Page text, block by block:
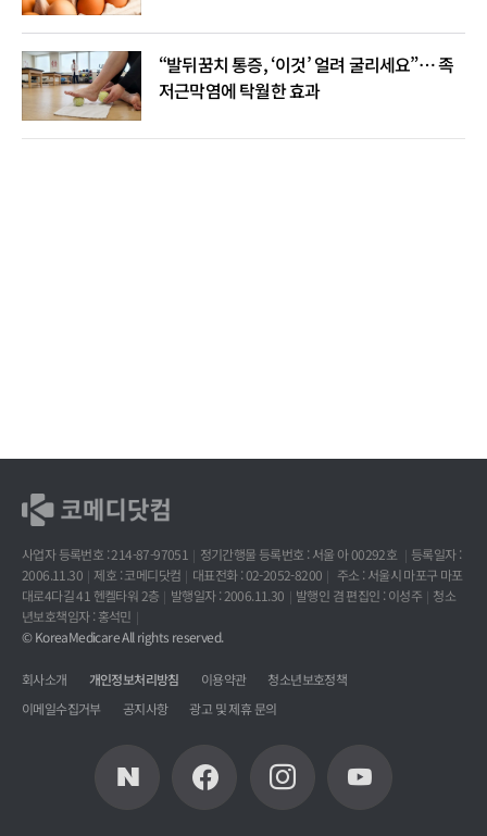
“발뒤꿈치 통증, ‘이것’ 얼려 굴리세요”… 족
저근막염에 탁월한 효과
사업자 등록번호 : 214-87-97051 정기간행물 등록번호 : 서울 아 00292호
등록일자 :
2006.11.30
제호 : 코메디닷컴 대표전화 : 02-2052-8200
주소 : 서울시 마포구 마포
대로4다길 41 헨켈타워 2층
발행일자 : 2006.11.30 발행인 겸 편집인 : 이성주
청소
년보호책임자 : 홍석민
© KoreaMedicare All rights reserved.
회사소개 개인정보처리방침 이용약관
청소년보호정책
이메일수집거부
공지사항 광고 및 제휴 문의